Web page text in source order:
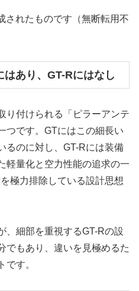
れたものです（無断転用不
はあり、GT-Rにはなし
り付けられる「ピラーアンテ
つです。GTにはこの細長い
るのに対し、GT-Rには装備
軽量化と空力性能の追求の一
極力排除している設計思想
、細部を重視するGT-Rの設
でもあり、違いを見極めるた
です。